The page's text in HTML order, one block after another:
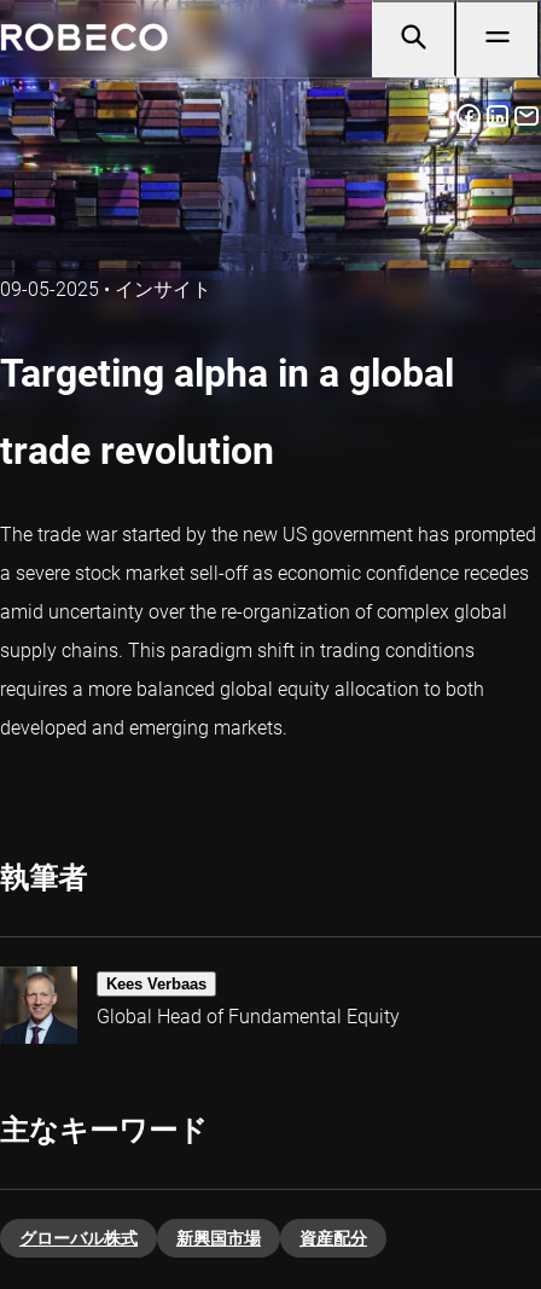
09-05-2025 • インサイト
Targeting alpha in a global
trade revolution
The trade war started by the new US government has prompted
a severe stock market sell-off as economic confidence recedes
amid uncertainty over the re-organization of complex global
supply chains. This paradigm shift in trading conditions
requires a more balanced global equity allocation to both
developed and emerging markets.
執筆者
Kees Verbaas
Global Head of Fundamental Equity
主なキーワード
グローバル株式 新興国市場 資産配分